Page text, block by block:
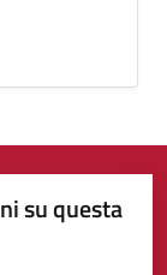
su questa